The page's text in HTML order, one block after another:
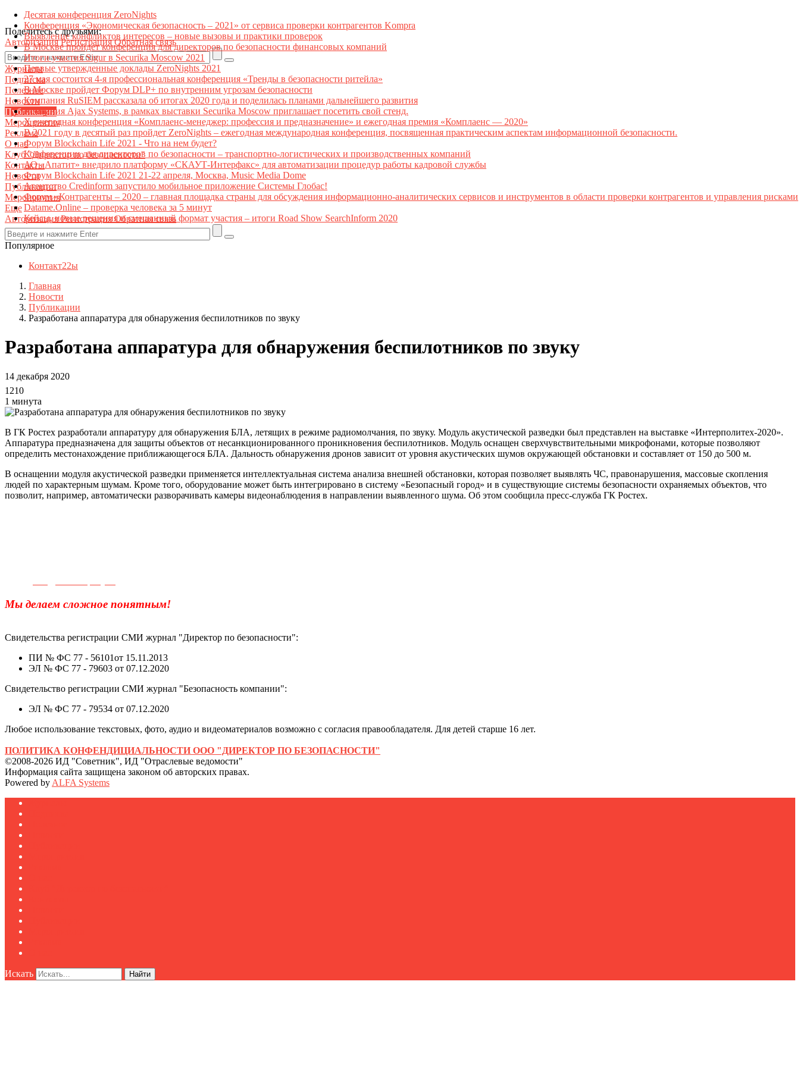
Поделитесь с друзьями:
АвторизацияРегистрацияОбратная связь
Журналы
Подписка
Полезное
Новости
Публикации
Мероприятия
Реклама
О нас
Клуб "Директор по безопасности"
Контакты
Новости
Публикации
Мероприятия
Еще
АвторизацияРегистрацияОбратная связь
Популярное
Десятая конференция ZeroNights
Конференция «Экономическая безопасность – 2021» от сервиса проверки контрагентов Kompra
Выявление конфликтов интересов – новые вызовы и практики проверок
В Москве пройдет конференция для директоров по безопасности финансовых компаний
Итоги участия Sigur в Securika Moscow 2021
Первые утвержденные доклады ZeroNights 2021
27 мая состоится 4-я профессиональная конференция «Тренды в безопасности ритейла»
В Москве пройдет Форум DLP+ по внутренним угрозам безопасности
Компания RuSIEM рассказала об итогах 2020 года и поделилась планами дальнейшего развития
Компания Ajax Systems, в рамках выставки Securika Moscow приглашает посетить свой стенд.
X ежегодная конференция «Комплаенс-менеджер: профессия и предназначение» и ежегодная премия «Комплаенс — 2020»
В 2021 году в десятый раз пройдет ZeroNights – ежегодная международная конференция, посвященная практическим аспектам информационной безопасности.
Форум Blockchain Life 2021 - Что на нем будет?
Конференции для директоров по безопасности – транспортно-логистических и производственных компаний
АО «Апатит» внедрило платформу «СКАУТ-Интерфакс» для автоматизации процедур работы кадровой службы
Форум Blockchain Life 2021 21-22 апреля, Москва, Music Media Dome
Агентство Credinform запустило мобильное приложение Системы Глобас!
Форум «Контрагенты – 2020 – главная площадка страны для обсуждения информационно-аналитических сервисов и инструментов в области проверки контрагентов и управления рисками
Datame.Online – проверка человека за 5 минут
Кейсы, новые решения и смешанный формат участия – итоги Road Show SearchInform 2020
Контакт22ы
Главная
Новости
Публикации
Разработана аппаратура для обнаружения беспилотников по звуку
Разработана аппаратура для обнаружения беспилотников по звуку
14 декабря 2020
1210
1 минута
В ГК Ростех разработали аппаратуру для обнаружения БЛА, летящих в режиме радиомолчания, по звуку. Модуль акустической разведки был представлен на выставке «Интерполитех-2020».
Аппаратура предназначена для защиты объектов от несанкционированного проникновения беспилотников. Модуль оснащен сверхчувствительными микрофонами, которые позволяют
определить местонахождение приближающегося БЛА. Дальность обнаружения дронов зависит от уровня акустических шумов окружающей обстановки и составляет от 150 до 500 м.
В оснащении модуля акустической разведки применяется интеллектуальная система анализа внешней обстановки, которая позволяет выявлять ЧС, правонарушения, массовые скопления
людей по характерным шумам. Кроме того, оборудование может быть интегрировано в систему «Безопасный город» и в существующие системы безопасности охраняемых объектов, что
позволит, например, автоматически разворачивать камеры видеонаблюдения в направлении выявленного шума. Об этом сообщила пресс-служба ГК Ростех.
Мы делаем сложное понятным!
Свидетельства регистрации СМИ журнал "Директор по безопасности":
ПИ № ФС 77 - 56101от 15.11.2013
ЭЛ № ФС 77 - 79603 от 07.12.2020
Свидетельство регистрации СМИ журнал "Безопасность компании":
ЭЛ № ФС 77 - 79534 от 07.12.2020
Любое использование текстовых, фото, аудио и видеоматериалов возможно с согласия правообладателя. Для детей старше 16 лет.
ПОЛИТИКА КОНФЕНДИЦИАЛЬНОСТИ ООО "ДИРЕКТОР ПО БЕЗОПАСНОСТИ"
©2008-2026 ИД "Советник", ИД "Отраслевые ведомости"
Информация сайта защищена законом об авторских правах.
Powered by ALFA Systems
Искать Найти